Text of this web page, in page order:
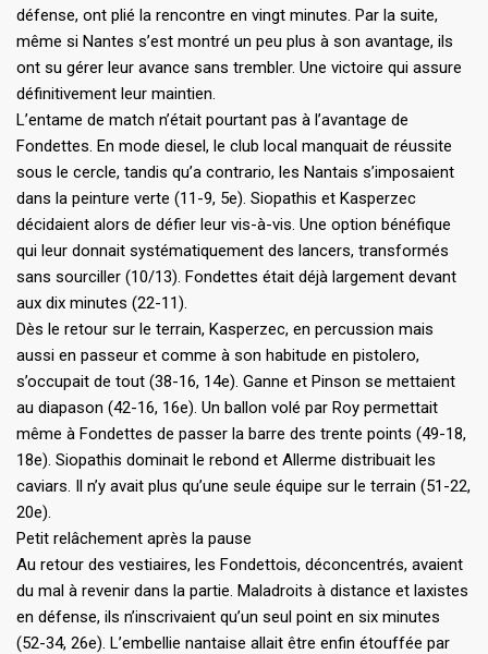
défense, ont plié la rencontre en vingt minutes. Par la suite,
même si Nantes s’est montré un peu plus à son avantage, ils
ont su gérer leur avance sans trembler. Une victoire qui assure
définitivement leur maintien.
L’entame de match n’était pourtant pas à l’avantage de
Fondettes. En mode diesel, le club local manquait de réussite
sous le cercle, tandis qu’a contrario, les Nantais s’imposaient
dans la peinture verte (11-9, 5e). Siopathis et Kasperzec
décidaient alors de défier leur vis-à-vis. Une option bénéfique
qui leur donnait systématiquement des lancers, transformés
sans sourciller (10/13). Fondettes était déjà largement devant
aux dix minutes (22-11).
Dès le retour sur le terrain, Kasperzec, en percussion mais
aussi en passeur et comme à son habitude en pistolero,
s’occupait de tout (38-16, 14e). Ganne et Pinson se mettaient
au diapason (42-16, 16e). Un ballon volé par Roy permettait
même à Fondettes de passer la barre des trente points (49-18,
18e). Siopathis dominait le rebond et Allerme distribuait les
caviars. Il n’y avait plus qu’une seule équipe sur le terrain (51-22,
20e).
Petit relâchement après la pause
Au retour des vestiaires, les Fondettois, déconcentrés, avaient
du mal à revenir dans la partie. Maladroits à distance et laxistes
en défense, ils n’inscrivaient qu’un seul point en six minutes
(52-34, 26e). L’embellie nantaise allait être enfin étouffée par